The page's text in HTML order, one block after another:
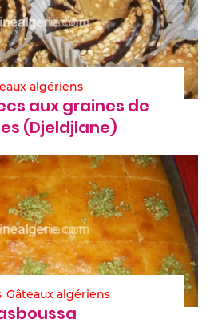
algériens
aux graines de
(Djeldjlane)
Gâteaux algériens